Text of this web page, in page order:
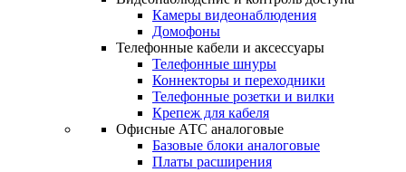
Камеры видеонаблюдения
Домофоны
Телефонные кабели и аксессуары
Телефонные шнуры
Коннекторы и переходники
Телефонные розетки и вилки
Крепеж для кабеля
Офисные АТС аналоговые
Базовые блоки аналоговые
Платы расширения